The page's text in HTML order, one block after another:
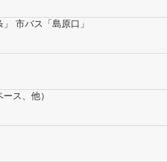
市バス「島原口」
ス、他）